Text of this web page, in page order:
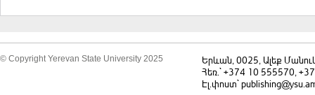
© Copyright Yerevan State University 2025
Երևան, 0025, Ալեք
Հեռ.` +374 10 555570,
Էլ.փոստ`